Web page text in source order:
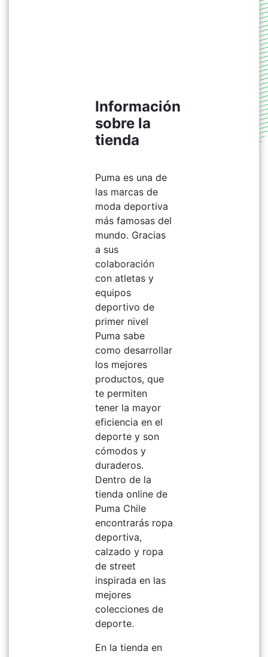
Información
sobre la
tienda
Puma es una de
las marcas de
moda deportiva
más famosas del
mundo. Gracias
a sus
colaboración
con atletas y
equipos
deportivo de
primer nivel
Puma sabe
como desarrollar
los mejores
productos, que
te permiten
tener la mayor
eficiencia en el
deporte y son
cómodos y
duraderos.
Dentro de la
tienda online de
Puma Chile
encontrarás ropa
deportiva,
calzado y ropa
de street
inspirada en las
mejores
colecciones de
deporte.
En la tienda en